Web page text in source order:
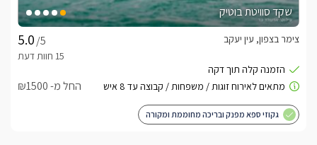
שקד סוויטת בוטיק
/5
צימר בצפון, עין יעקב
החל מ- ₪1500
גקוזי ספא מפנק ובריכה מחוממת ומקורה